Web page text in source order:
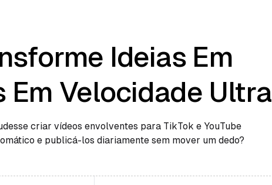
Ideias Em
Em Velocidade Ultra
criar vídeos envolventes para TikTok e YouTube
e publicá-los diariamente sem mover um dedo?